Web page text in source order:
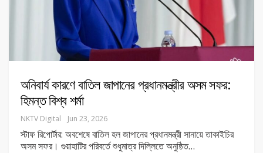
অনিবার্য কারণে বাতিল জাপানের প্রধানমন্ত্রীর অসম সফর:
হিমন্ত বিশ্ব শর্মা
NKTV Digital Jun 23, 2026
স্টাফ রিপোর্টার: অবশেষে বাতিল হল জাপানের প্রধানমন্ত্রী সানায়ে তাকাইচির
অসম সফর। গুয়াহাটির পরিবর্তে শুধুমাত্র দিল্লিতে অনুষ্ঠিত…